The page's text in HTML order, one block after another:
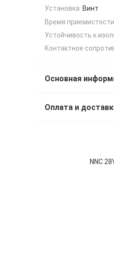
Установка: Винт
Время
Устойчивость к
Контактное
Основная
Оплата и
NNC